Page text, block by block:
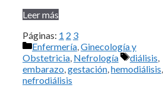
Leer más
Páginas: 1 2 3
Categorías
Enfermería Ginecología y
Obstetricia Nefrología Etiquetas
diálisis
embarazo gestación hemodiálisis
nefrodiálisis